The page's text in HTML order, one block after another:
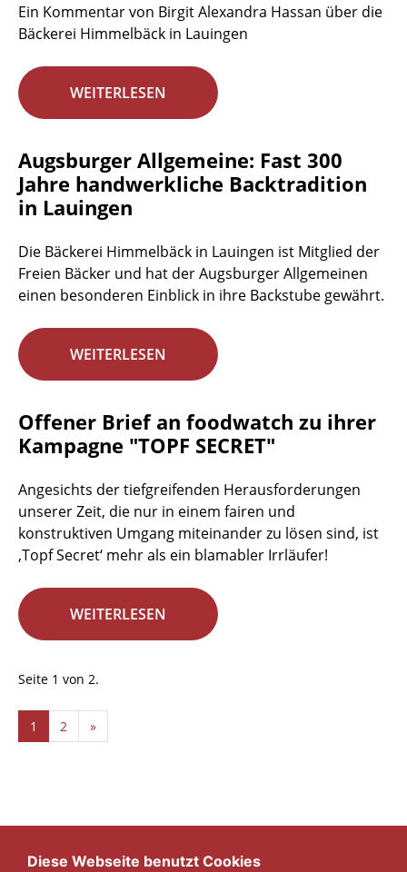
Ein Kommentar von Birgit Alexandra Hassan über die
Bäckerei Himmelbäck in Lauingen
WEITERLESEN
Augsburger Allgemeine: Fast 300
Jahre handwerkliche Backtradition
in Lauingen
Die Bäckerei Himmelbäck in Lauingen ist Mitglied der
Freien Bäcker und hat der Augsburger Allgemeinen
einen besonderen Einblick in ihre Backstube gewährt.
WEITERLESEN
Offener Brief an foodwatch zu ihrer
Kampagne "TOPF SECRET"
Angesichts der tiefgreifenden Herausforderungen
unserer Zeit, die nur in einem fairen und
konstruktiven Umgang miteinander zu lösen sind, ist
‚Topf Secret‘ mehr als ein blamabler Irrläufer!
WEITERLESEN
Seite 1 von 2.
1 2 »
Diese Webseite benutzt Cookies